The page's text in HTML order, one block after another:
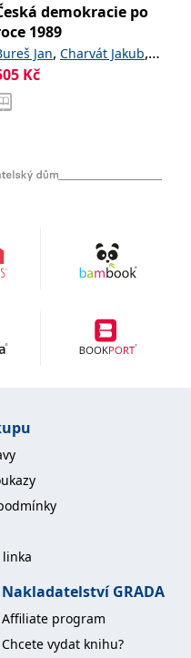
demokracie po
1989
Jan, Charvát Jakub,
Petr
Kč
linka
Nakladatelství GRADA
Affiliate program
Chcete vydat knihu?